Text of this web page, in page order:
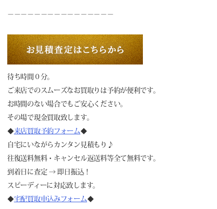
－－－－－－－－－－－－－－－－
待ち時間０分。
ご来店でのスムーズなお買取りは予約が便利です。
お時間のない場合でもご安心ください。
その場で現金買取致します。
◆来店買取予約フォーム◆
自宅にいながらカンタン見積もり♪
往復送料無料・キャンセル返送料等全て無料です。
到着日に査定 → 即日振込！
スピーディーに対応致します。
◆宅配買取申込みフォーム◆